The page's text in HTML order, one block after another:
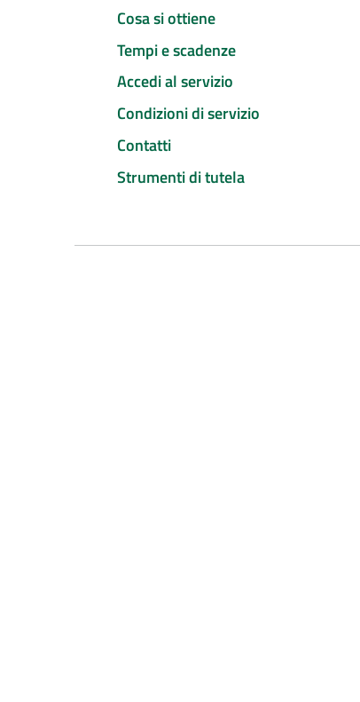
Cosa si ottiene
Tempi e scadenze
Accedi al servizio
Condizioni di servizio
Contatti
Strumenti di tutela